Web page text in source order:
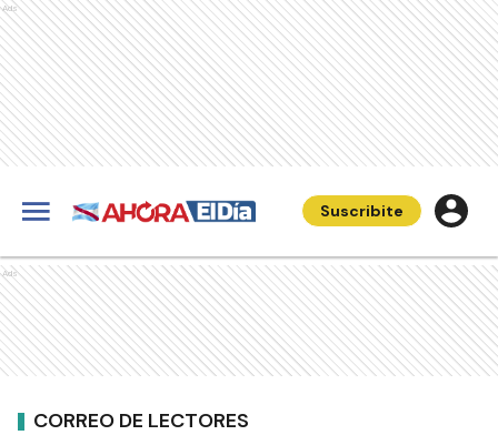
Ads
Suscribite
Ads
CORREO DE LECTORES